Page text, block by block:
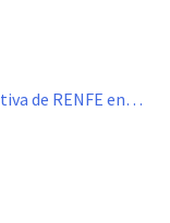
de RENFE en…